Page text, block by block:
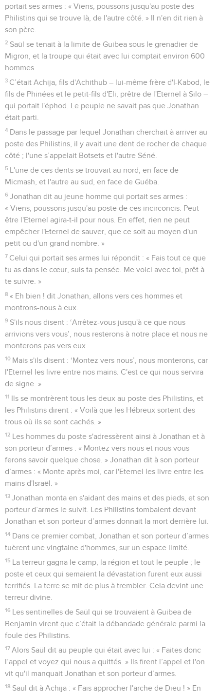
portait ses armes : « Viens, poussons jusqu'au poste des
Philistins qui se trouve là, de l'autre côté. » Il n'en dit rien à
son père.
2 Saül se tenait à la limite de Guibea sous le grenadier de
Migron, et la troupe qui était avec lui comptait environ 600
hommes.
3 C’était Achija, fils d'Achithub – lui-même frère d'I-Kabod, le
fils de Phinées et le petit-fils d'Eli, prêtre de l'Eternel à Silo –
qui portait l'éphod. Le peuple ne savait pas que Jonathan
était parti.
4 Dans le passage par lequel Jonathan cherchait à arriver au
poste des Philistins, il y avait une dent de rocher de chaque
côté ; l'une s’appelait Botsets et l'autre Séné.
5 L'une de ces dents se trouvait au nord, en face de
Micmash, et l'autre au sud, en face de Guéba.
6 Jonathan dit au jeune homme qui portait ses armes :
« Viens, poussons jusqu'au poste de ces incirconcis. Peut-
être l'Eternel agira-t-il pour nous. En effet, rien ne peut
empêcher l'Eternel de sauver, que ce soit au moyen d'un
petit ou d'un grand nombre. »
7 Celui qui portait ses armes lui répondit : « Fais tout ce que
tu as dans le cœur, suis ta pensée. Me voici avec toi, prêt à
te suivre. »
8 « Eh bien ! dit Jonathan, allons vers ces hommes et
montrons-nous à eux.
9 S'ils nous disent : ‘Arrêtez-vous jusqu'à ce que nous
arrivions vers vous’, nous resterons à notre place et nous ne
monterons pas vers eux.
10 Mais s'ils disent : ‘Montez vers nous’, nous monterons, car
l'Eternel les livre entre nos mains. C'est ce qui nous servira
de signe. »
11 Ils se montrèrent tous les deux au poste des Philistins, et
les Philistins dirent : « Voilà que les Hébreux sortent des
trous où ils se sont cachés. »
12 Les hommes du poste s'adressèrent ainsi à Jonathan et à
son porteur d’armes : « Montez vers nous et nous vous
ferons savoir quelque chose. » Jonathan dit à son porteur
d’armes : « Monte après moi, car l'Eternel les livre entre les
mains d'Israël. »
13 Jonathan monta en s'aidant des mains et des pieds, et son
porteur d’armes le suivit. Les Philistins tombaient devant
Jonathan et son porteur d’armes donnait la mort derrière lui.
14 Dans ce premier combat, Jonathan et son porteur d’armes
tuèrent une vingtaine d'hommes, sur un espace limité.
15 La terreur gagna le camp, la région et tout le peuple ; le
poste et ceux qui semaient la dévastation furent eux aussi
terrifiés. La terre se mit de plus à trembler. Cela devint une
terreur divine.
16 Les sentinelles de Saül qui se trouvaient à Guibea de
Benjamin virent que c’était la débandade générale parmi la
foule des Philistins.
17 Alors Saül dit au peuple qui était avec lui : « Faites donc
l’appel et voyez qui nous a quittés. » Ils firent l’appel et l'on
vit qu'il manquait Jonathan et son porteur d’armes.
18 Saül dit à Achija : « Fais approcher l'arche de Dieu ! » En